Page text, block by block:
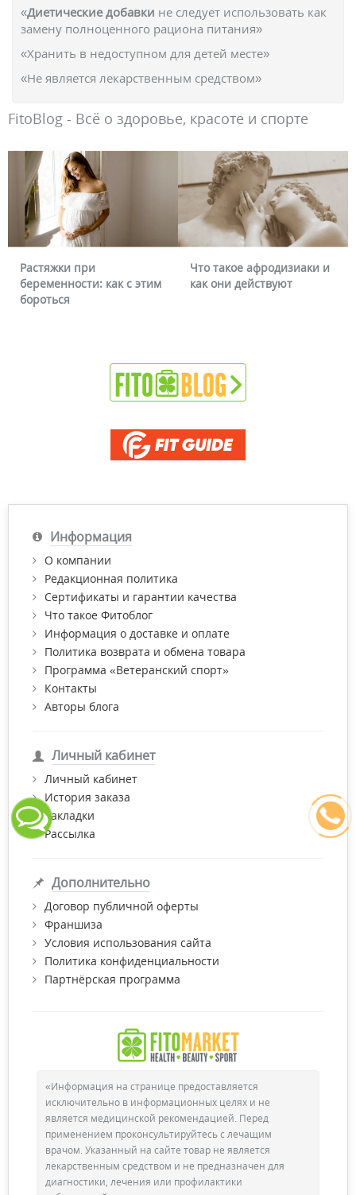
«Диетические добавки не следует использовать как
замену полноценного рациона питания»
«Хранить в недоступном для детей месте»
«Не является лекарственным средством»
FitoBlog - Всё о здоровье, красоте и спорте
Растяжки при
беременности: как с этим
бороться
Что такое афродизиаки и
как они действуют
Информация
О компании
Редакционная политика
Сертификаты и гарантии качества
Что такое Фитоблог
Информация о доставке и оплате
Политика возврата и обмена товара
Программа «Ветеранский спорт»
Контакты
Авторы блога
Личный кабинет
Личный кабинет
История заказа
Закладки
Рассылка
Дополнительно
Договор публичной оферты
Франшиза
Условия использования сайта
Политика конфиденциальности
Партнёрская программа
«Информация на странице предоставляется
исключительно в информационных целях и не
является медицинской рекомендацией. Перед
применением проконсультируйтесь с лечащим
врачом. Указанный на сайте товар не является
лекарственным средством и не предназначен для
диагностики, лечения или профилактики